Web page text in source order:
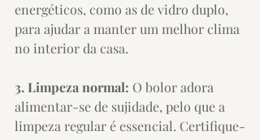
energéticos, como as de vidro duplo,
para ajudar a manter um melhor clima
no interior da casa.
3. Limpeza normal: O bolor adora
alimentar-se de sujidade, pelo que a
limpeza regular é essencial. Certifique-